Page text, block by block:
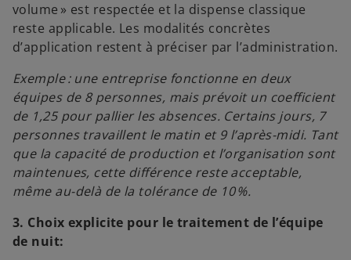
volume » est respectée et la dispense classique
reste applicable. Les modalités concrètes
d’application restent à préciser par l’administration.
Exemple : une entreprise fonctionne en deux
équipes de 8 personnes, mais prévoit un coefficient
de 1,25 pour pallier les absences. Certains jours, 7
personnes travaillent le matin et 9 l’après-midi. Tant
que la capacité de production et l’organisation sont
maintenues, cette différence reste acceptable,
même au-delà de la tolérance de 10 %.
3. Choix explicite pour le traitement de l’équipe
de nuit: